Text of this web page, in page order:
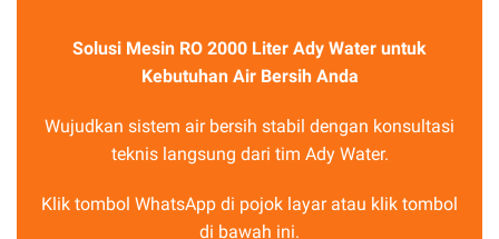
Solusi Mesin RO 2000 Liter Ady Water untuk
Kebutuhan Air Bersih Anda
Wujudkan sistem air bersih stabil dengan konsultasi
teknis langsung dari tim Ady Water.
Klik tombol WhatsApp di pojok layar atau klik tombol
di bawah ini.